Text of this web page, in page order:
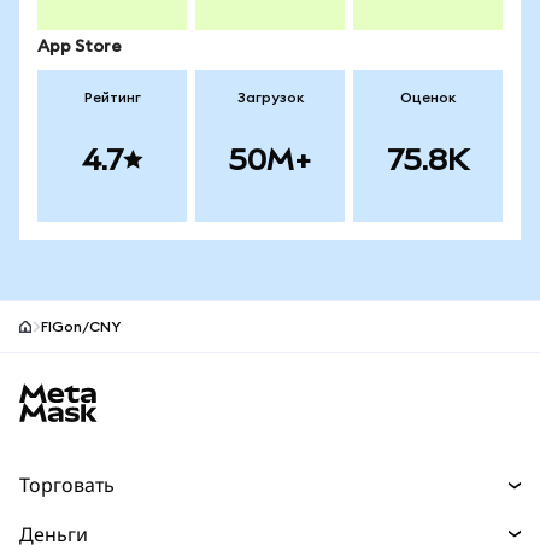
App Store
Рейтинг
4.7
Загрузок
50M+
Оценок
75.8K
FIGon/CNY
Торговать
Деньги